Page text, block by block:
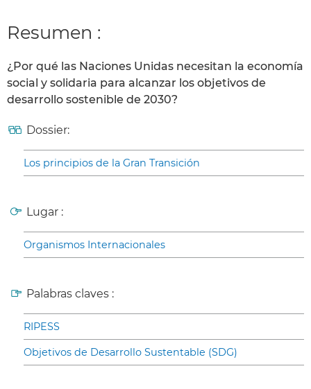
Resumen :
¿Por qué las Naciones Unidas necesitan la economía
social y solidaria para alcanzar los objetivos de
desarrollo sostenible de 2030?
Dossier:
Los principios de la Gran Transición
Lugar :
Organismos Internacionales
Palabras claves :
RIPESS
Objetivos de Desarrollo Sustentable (SDG)